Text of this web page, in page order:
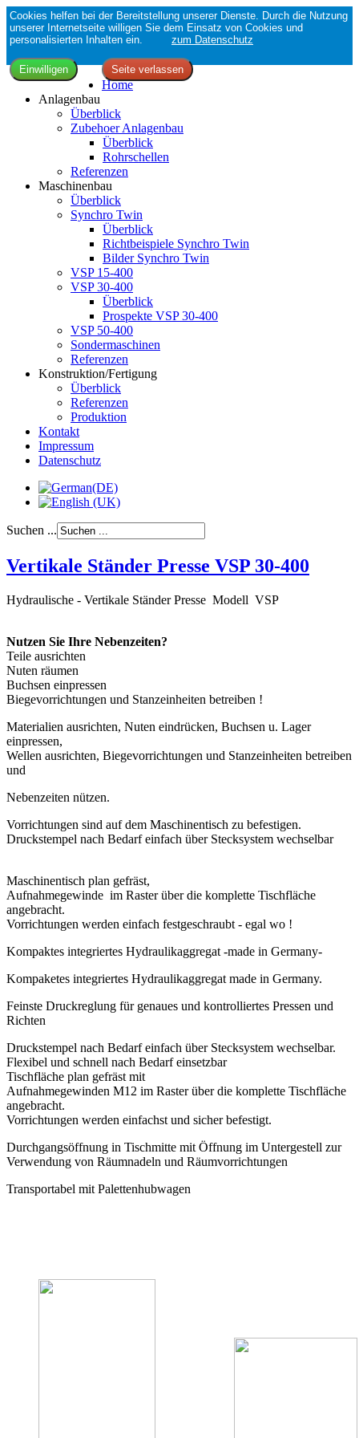
Cookies helfen bei der Bereitstellung unserer Dienste. Durch die Nutzung
unserer Internetseite willigen Sie dem Einsatz von Cookies und
personalisierten Inhalten ein. zum Datenschutz
Home
Anlagenbau
Überblick
Zubehoer Anlagenbau
Überblick
Rohrschellen
Referenzen
Maschinenbau
Überblick
Synchro Twin
Überblick
Richtbeispiele Synchro Twin
Bilder Synchro Twin
VSP 15-400
VSP 30-400
Überblick
Prospekte VSP 30-400
VSP 50-400
Sondermaschinen
Referenzen
Konstruktion/Fertigung
Überblick
Referenzen
Produktion
Kontakt
Impressum
Datenschutz
Suchen ...
Vertikale Ständer Presse VSP 30-400
Hydraulische - Vertikale Ständer Presse Modell VSP
Nutzen Sie Ihre Nebenzeiten?
Teile ausrichten
Nuten räumen
Buchsen einpressen
Biegevorrichtungen und Stanzeinheiten betreiben !
Materialien ausrichten, Nuten eindrücken, Buchsen u. Lager
einpressen,
Wellen ausrichten, Biegevorrichtungen und Stanzeinheiten betreiben
und
Nebenzeiten nützen.
Vorrichtungen sind auf dem Maschinentisch zu befestigen.
Druckstempel nach Bedarf einfach über Stecksystem wechselbar
Maschinentisch plan gefräst,
Aufnahmegewinde im Raster über die komplette Tischfläche
angebracht.
Vorrichtungen werden einfach festgeschraubt - egal wo !
Kompaktes integriertes Hydraulikaggregat -made in Germany-
Kompaketes integriertes Hydraulikaggregat made in Germany.
Feinste Druckreglung für genaues und kontrolliertes Pressen und
Richten
Druckstempel nach Bedarf einfach über Stecksystem wechselbar.
Flexibel und schnell nach Bedarf einsetzbar
Tischfläche plan gefräst mit
Aufnahmegewinden M12 im Raster über die komplette Tischfläche
angebracht.
Vorrichtungen werden einfachst und sicher befestigt.
Durchgangsöffnung in Tischmitte mit Öffnung im Untergestell zur
Verwendung von Räumnadeln und Räumvorrichtungen
Transportabel mit Palettenhubwagen